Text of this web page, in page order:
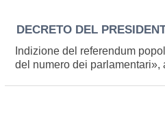
DECRETO DEL
Indizione del referendum
del numero dei